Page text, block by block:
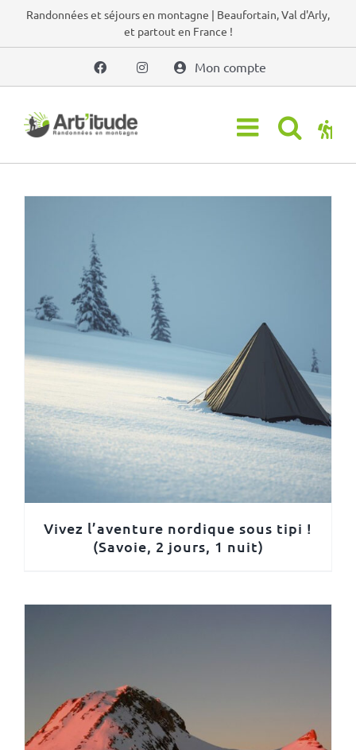
PasserRandonnées et séjours en montagne | Beaufortain, Val d'Arly,
et partout en France !
Mon compte
Vivez l’aventure nordique sous tipi !
(Savoie, 2 jours, 1 nuit)